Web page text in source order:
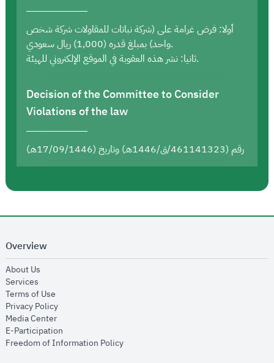
أولا: فرض غرامة على (شركة نباتات للمقاولات شركة شخص
واحد) بمبلغ قدره (1,000) ريال سعودي.
ثانيا: نشر هذه العقوبة في الموقع الإلكتروني للهيئة.
Decision of the Committee to Consider
Violations of the law
رقم (461141323/ق/1446هـ) وتاريخ (17/09/1446هـ)
Overview
About Us
Services
Terms of Use
Privacy Policyopens in new window
Media Centeropens in new window
E-Participation
Freedom of Information Policyopens in new window